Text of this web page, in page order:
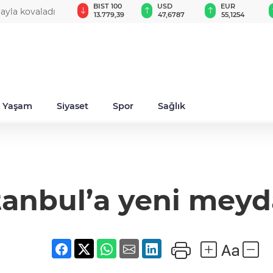
kovaladı
GAU/TRY
6.660,55
BIST 100
13.779,39
USD
47,6787
EUR
55,1254
Yaşam Siyaset Spor Sağlık
yeni